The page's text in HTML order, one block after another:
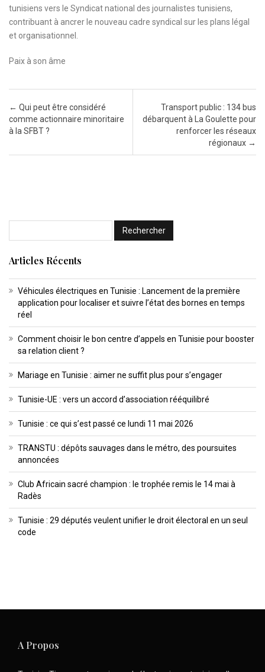
tunisiens vers le Syndicat national des journalistes tunisiens,
contribuant à ancrer le nouveau cadre syndical sur les plans légal
et organisationnel.
Paix à son âme
Post navigation
← Qui peut être considéré
comme actionnaire minoritaire
à la SFBT ?
Transport public : 134 bus
débarquent à La Goulette pour
renforcer les réseaux
régionaux →
Articles Récents
Véhicules électriques en Tunisie : Lancement de la première
application pour localiser et suivre l’état des bornes en temps
réel
Comment choisir le bon centre d’appels en Tunisie pour booster
sa relation client ?
Mariage en Tunisie : aimer ne suffit plus pour s’engager
Tunisie-UE : vers un accord d’association rééquilibré
Tunisie : ce qui s’est passé ce lundi 11 mai 2026
TRANSTU : dépôts sauvages dans le métro, des poursuites
annoncées
Club Africain sacré champion : le trophée remis le 14 mai à
Radès
Tunisie : 29 députés veulent unifier le droit électoral en un seul
code
A Propos